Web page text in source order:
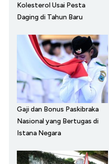
Kolesterol Usai Pesta
Daging di Tahun Baru
Gaji dan Bonus Paskibraka
Nasional yang Bertugas di
Istana Negara